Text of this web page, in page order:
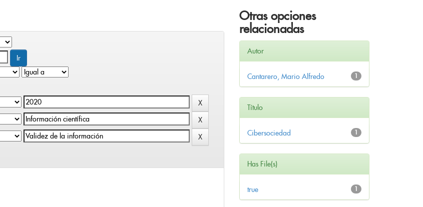
Otras opciones
relacionadas
Autor
1
Cantarero, Mario Alfredo
Título
1
Cibersociedad
Has File(s)
1
true